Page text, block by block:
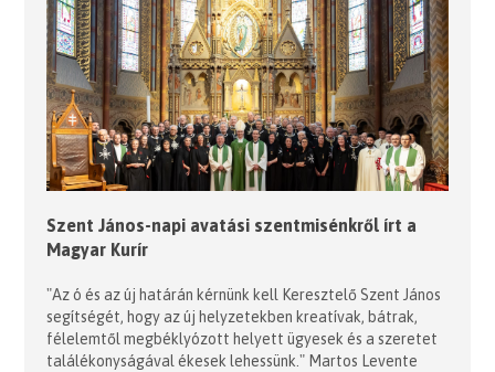
Szent János-napi avatási szentmisénkről írt a
Magyar Kurír
"Az ó és az új határán kérnünk kell Keresztelő Szent János
segítségét, hogy az új helyzetekben kreatívak, bátrak,
félelemtől megbéklyózott helyett ügyesek és a szeretet
találékonyságával ékesek lehessünk." Martos Levente